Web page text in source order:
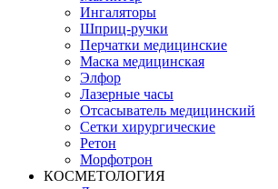
Ингаляторы
Шприц-ручки
Перчатки медицинские
Маска медицинская
Элфор
Лазерные часы
Отсасыватель медицинский
Сетки хирургические
Ретон
Морфотрон
КОСМЕТОЛОГИЯ